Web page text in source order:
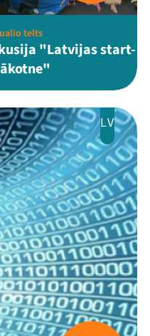
telts
"Latvijas start-
LV